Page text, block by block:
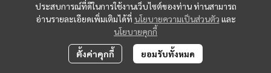
ประสบการณ์ที่ดีในการใช้งานเว็บไซต์ของท่าน ท่านสามารถ
อ่านรายละเอียดเพิ่มเติมได้ที่ นโยบายความเป็นส่วนตัว และ
นโยบายคุกกี้
ตั้งค่าคุกกี้ ยอมรับทั้งหมด